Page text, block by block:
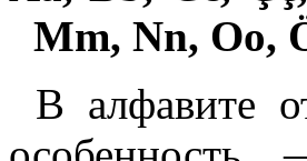
Mm, Nn, Oo,
В алфавите